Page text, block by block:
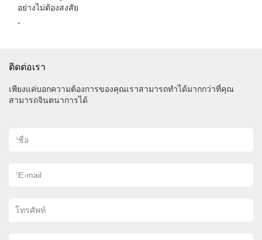
อย่างไม่ต้องสงสัย
-
ติดต่อเรา
เพียงแค่บอกความต้องการของคุณเราสามารถทำได้มากกว่าที่คุณ
สามารถจินตนาการได้
*ชื่อ
*E-mail
โทรศัพท์